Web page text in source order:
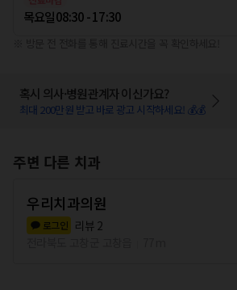
목요일08:30 - 17:30
혹시 의사·병원관계자 이신가요?
최대 200만원 받고 바로 광고 시작하세요! 💰💰
주변 다른 치과
우리치과의원
로그인 리뷰 2